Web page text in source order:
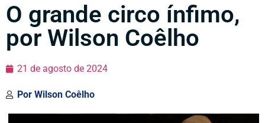
O grande circo ínfimo,
por Wilson Coêlho
21 de agosto de 2024
Por Wilson Coêlho